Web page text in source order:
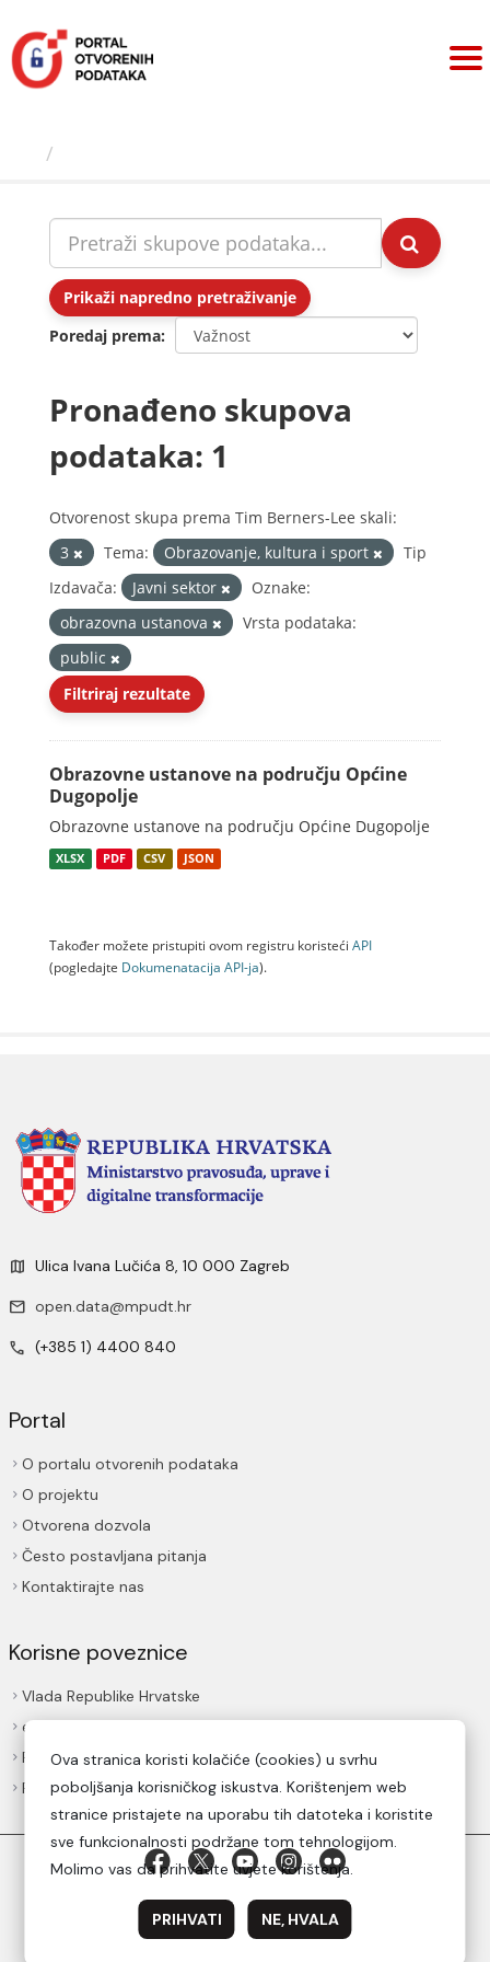
sadržaj
Prikaži napredno pretraživanje
Poredaj prema
Pronađeno skupova
podataka: 1
Otvorenost skupa prema Tim Berners-Lee skali:
3
Tema: Obrazovanje, kultura i sport
Tip
Izdavača:
Javni sektor
Oznake:
obrazovna ustanova
Vrsta podataka:
public
Filtriraj rezultate
Obrazovne ustanove na području Općine
Dugopolje
Obrazovne ustanove na području Općine Dugopolje
XLSX PDF CSV JSON
Također možete pristupiti ovom registru koristeći API
(pogledajte Dokumenаtаcijа API-jа).